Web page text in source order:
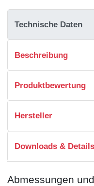
Technische Daten
Beschreibung
Produktbewertung
Hersteller
Downloads & Details
Abmessungen